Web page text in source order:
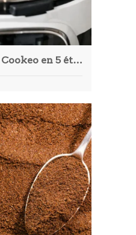
Filet mignon au Cookeo en 5 étapes simples